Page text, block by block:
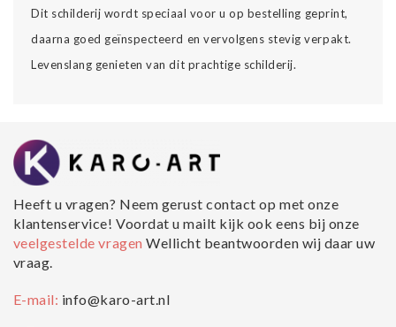
Dit schilderij wordt speciaal voor u op bestelling geprint,
daarna goed geïnspecteerd en vervolgens stevig verpakt.
Levenslang genieten van dit prachtige schilderij.
Heeft u vragen? Neem gerust contact op met onze
klantenservice! Voordat u mailt kijk ook eens bij onze
veelgestelde vragenWellicht beantwoorden wij daar uw
vraag.
E-mail: info@karo-art.nl